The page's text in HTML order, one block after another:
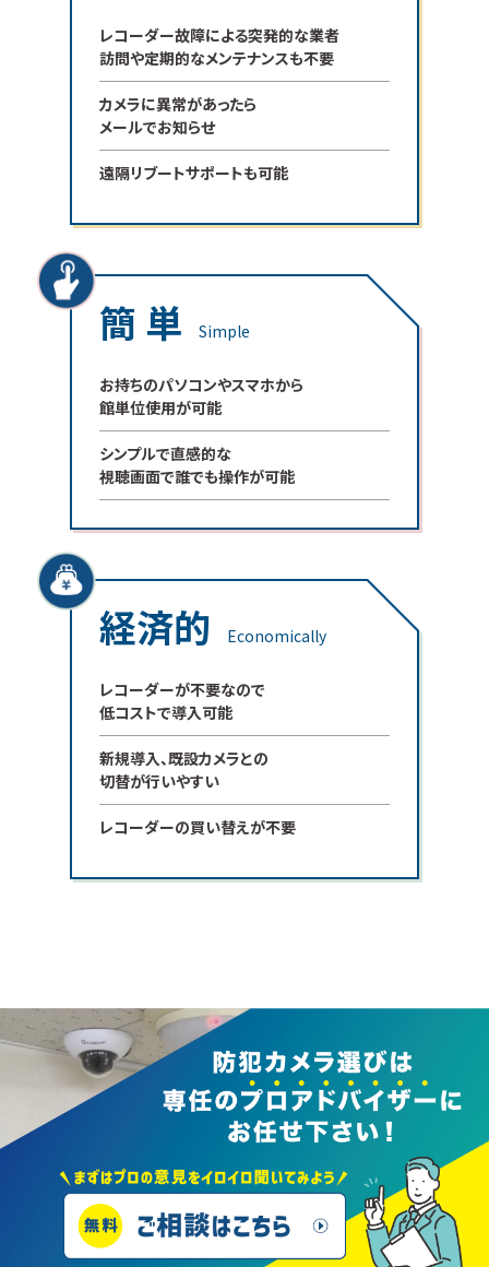
レコーダー故障による突発的な業者
訪問や定期的なメンテナンスも不要
カメラに異常があったら
メールでお知らせ
遠隔リブートサポートも可能
簡 単 Simple
お持ちのパソコンやスマホから
館単位使用が可能
シンプルで直感的な
視聴画面で誰でも操作が可能
経済的 Economically
レコーダーが不要なので
低コストで導入可能
新規導入、既設カメラとの
切替が行いやすい
レコーダーの買い替えが不要